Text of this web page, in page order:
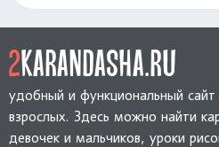
удобный и функциональный
взрослых. Здесь можно найти
девочек и мальчиков, уроки